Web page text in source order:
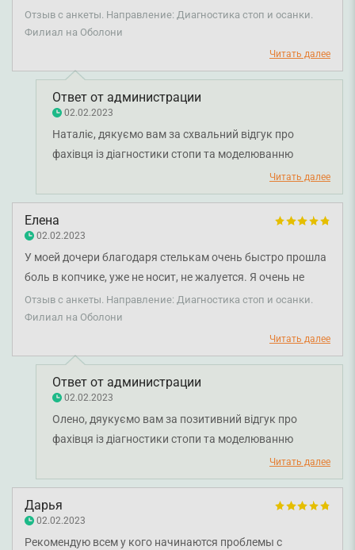
начале даже представить не могла, что так скоро
наступят изменения! Благодарю вас за вашу помощь,
постоянную поддержку, профессионализм, душевное
тепло!
Отзыв с анкеты. Направление: Диагностика стоп и осанки.
Филиал на Оболони
Читать далее
Ответ от администрации
02.02.2023
Наталіє, дякуємо вам за схвальний відгук про
фахівця із діагностики стопи та моделюванню
устілок Скобєлєву Ганну Вячеславівну. Бажаємо
вам міцного здоров'я та всього найкращого!
Читать далее
Елена
02.02.2023
У моей дочери благодаря стелькам очень быстро прошла
боль в копчике, уже не носит, не жалуется. Я очень не
против для повторной диагностики, спасибо еще раз!
Отзыв с анкеты. Направление: Диагностика стоп и осанки.
Филиал на Оболони
Читать далее
Ответ от администрации
02.02.2023
Олено, дяукуємо вам за позитивний відгук про
фахівця із діагностики стопи та моделюванню
устілок Скобєлєву Ганну Вячеславівну. Бажаємо
міцного здоров'я вам і вашій родині!
Читать далее
Дарья
02.02.2023
Рекомендую всем у кого начинаются проблемы с